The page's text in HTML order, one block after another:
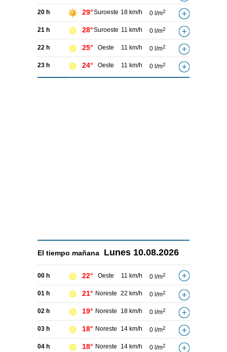
20 h 29°Suroeste 18 km/h 0 l/m2
21 h 28°Suroeste 11 km/h 0 l/m2
22 h 25° Oeste 11 km/h 0 l/m2
23 h 24° Oeste 11 km/h 0 l/m2
El tiempo mañana Lunes 10.08.2026
00 h 22° Oeste 11 km/h 0 l/m2
01 h 21° Noreste 22 km/h 0 l/m2
02 h 19° Noreste 18 km/h 0 l/m2
03 h 18° Noreste 14 km/h 0 l/m2
04 h 18° Noreste 14 km/h 0 l/m2